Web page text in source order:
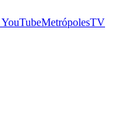
YouTubeMetrópolesTV